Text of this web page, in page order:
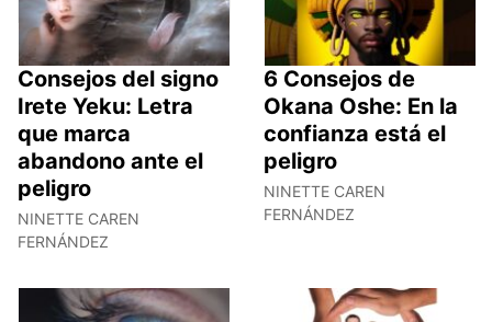
Consejos del signo
Irete Yeku: Letra
que marca
abandono ante el
peligro
NINETTE CAREN
FERNÁNDEZ
6 Consejos de
Okana Oshe: En la
confianza está el
peligro
NINETTE CAREN
FERNÁNDEZ